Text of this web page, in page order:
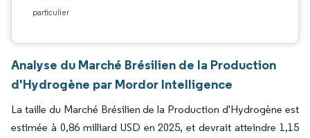
particulier
Analyse du Marché Brésilien de la Production
d'Hydrogène par Mordor Intelligence
La taille du Marché Brésilien de la Production d'Hydrogène est
estimée à 0,86 milliard USD en 2025, et devrait atteindre 1,15